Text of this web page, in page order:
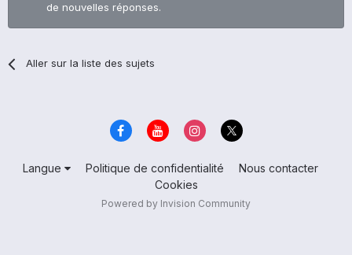
de nouvelles réponses.
Aller sur la liste des sujets
Langue Politique de confidentialité
Nous contacter
Cookies
Powered by Invision Community